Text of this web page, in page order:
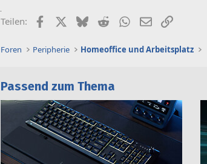
Teilen: FacebookX (Twitter)
BlueskyRedditWhatsApp
E-MailLink
Foren Peripherie Homeoffice und Arbeitsplatz
Passend zum Thema